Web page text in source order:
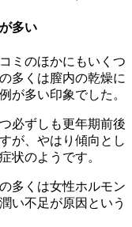
多い
ミのほかにもいくつ
多くは膣内の乾燥に
が多い印象でした。
必ずしも更年期前後
が、やはり傾向とし
状のようです。
多くは女性ホルモン
い不足が原因という